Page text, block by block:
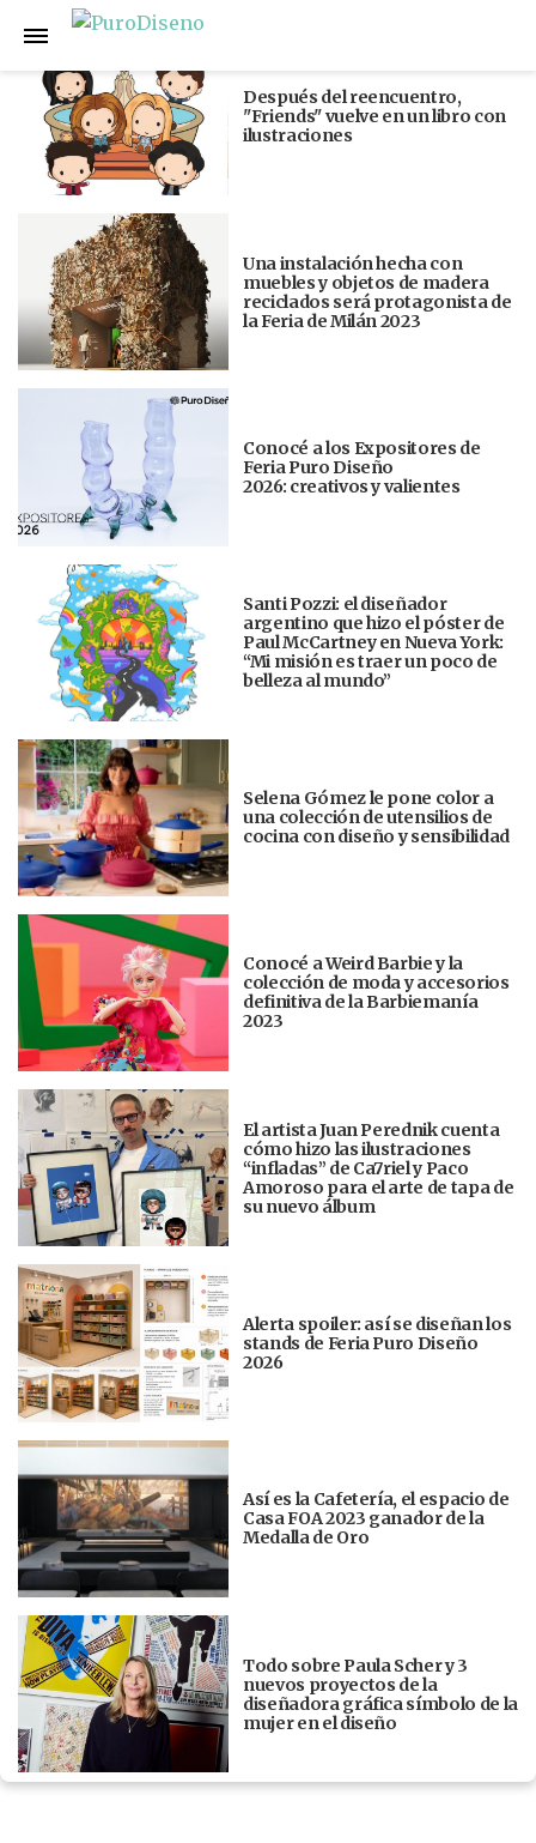
Anterior
Después del reencuentro,
"Friends" vuelve en un libro con
ilustraciones
Una instalación hecha con
muebles y objetos de madera
reciclados será protagonista de
la Feria de Milán 2023
Conocé a los Expositores de
Feria Puro Diseño
2026: creativos y valientes
Santi Pozzi: el diseñador
argentino que hizo el póster de
Paul McCartney en Nueva York:
“Mi misión es traer un poco de
belleza al mundo”
Selena Gómez le pone color a
una colección de utensilios de
cocina con diseño y sensibilidad
Conocé a Weird Barbie y la
colección de moda y accesorios
definitiva de la Barbiemanía
2023
El artista Juan Perednik cuenta
cómo hizo las ilustraciones
“infladas” de Ca7riel y Paco
Amoroso para el arte de tapa de
su nuevo álbum
Alerta spoiler: así se diseñan los
stands de Feria Puro Diseño
2026
Así es la Cafetería, el espacio de
Casa FOA 2023 ganador de la
Medalla de Oro
Todo sobre Paula Scher y 3
nuevos proyectos de la
diseñadora gráfica símbolo de la
mujer en el diseño
Siguiente